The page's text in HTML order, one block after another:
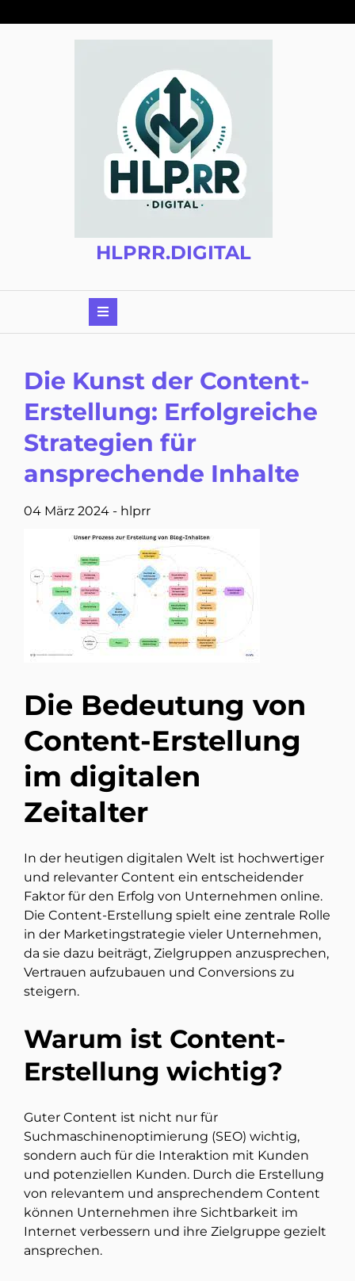
Inhalt
HLPRR.DIGITAL
Die Kunst der Content-
Erstellung: Erfolgreiche
Strategien für
ansprechende Inhalte
04 März 2024 - hlprr
Die Bedeutung von
Content-Erstellung
im digitalen
Zeitalter
In der heutigen digitalen Welt ist hochwertiger
und relevanter Content ein entscheidender
Faktor für den Erfolg von Unternehmen online.
Die Content-Erstellung spielt eine zentrale Rolle
in der Marketingstrategie vieler Unternehmen,
da sie dazu beiträgt, Zielgruppen anzusprechen,
Vertrauen aufzubauen und Conversions zu
steigern.
Warum ist Content-
Erstellung wichtig?
Guter Content ist nicht nur für
Suchmaschinenoptimierung (SEO) wichtig,
sondern auch für die Interaktion mit Kunden
und potenziellen Kunden. Durch die Erstellung
von relevantem und ansprechendem Content
können Unternehmen ihre Sichtbarkeit im
Internet verbessern und ihre Zielgruppe gezielt
ansprechen.